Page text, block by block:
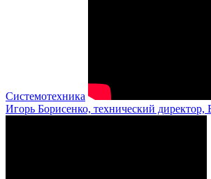
Системотехника
Игорь Борисенко, технический